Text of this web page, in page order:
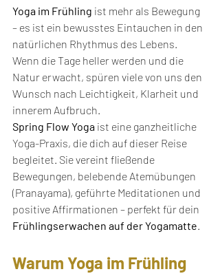
Yoga im Frühling ist mehr als Bewegung
– es ist ein bewusstes Eintauchen in den
natürlichen Rhythmus des Lebens.
Wenn die Tage heller werden und die
Natur erwacht, spüren viele von uns den
Wunsch nach Leichtigkeit, Klarheit und
innerem Aufbruch.
Spring Flow Yoga ist eine ganzheitliche
Yoga-Praxis, die dich auf dieser Reise
begleitet. Sie vereint fließende
Bewegungen, belebende Atemübungen
(Pranayama), geführte Meditationen und
positive Affirmationen – perfekt für dein
Frühlingserwachen auf der Yogamatte.
Warum Yoga im Frühling